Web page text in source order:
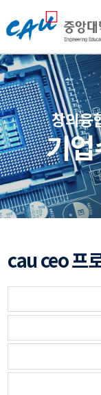
중
앙
대
학
교
공
학
교
육
혁
신
센
터
창의융
기
cau ceo 프